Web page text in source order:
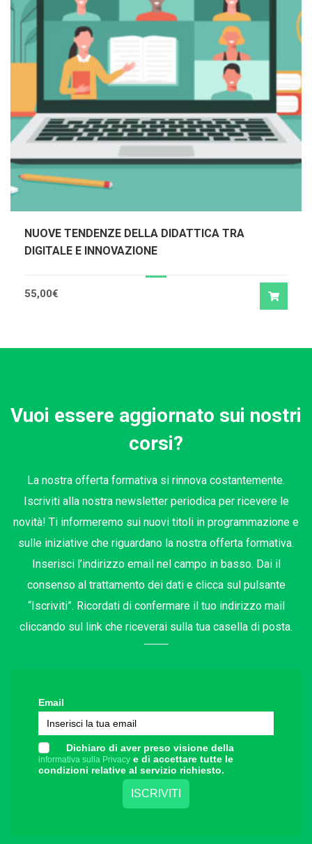
NUOVE TENDENZE DELLA DIDATTICA TRA
DIGITALE E INNOVAZIONE
55,00€
Vuoi essere aggiornato sui nostri
corsi?
La nostra offerta formativa si rinnova costantemente.
Iscriviti alla nostra newsletter periodica per ricevere le
novità! Ti informeremo sui nuovi titoli in programmazione e
sulle iniziative che riguardano la nostra offerta formativa.
Inserisci l’indirizzo email nel campo in basso. Dai il
consenso al trattamento dei dati e clicca sul pulsante
“Iscriviti”. Ricordati di confermare il tuo indirizzo mail
cliccando sul link che riceverai sulla tua casella di posta.
Email
Dichiaro di aver preso visione della
informativa sulla Privacy e di accettare tutte le
condizioni relative al servizio richiesto.